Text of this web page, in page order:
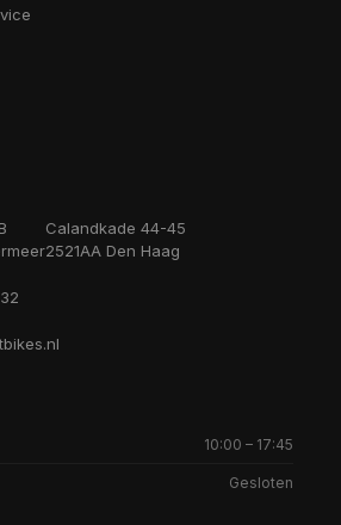
Calandkade 44-45
2521AA Den Haag
10:00 – 17:45
Gesloten